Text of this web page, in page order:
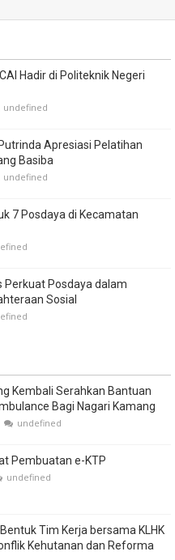
Hadir di Politeknik Negeri
undefined
Apresiasi Pelatihan
Basiba
undefined
7 Posdaya di Kecamatan
Perkuat Posdaya dalam
Sosial
Kembali Serahkan Bantuan
Bagi Nagari Kamang
undefined
Pembuatan e-KTP
undefined
Tim Kerja bersama KLHK
Kehutanan dan Reforma